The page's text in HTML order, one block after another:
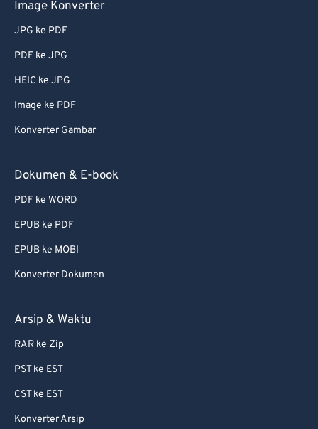
Image Konverter
JPG ke PDF
PDF ke JPG
HEIC ke JPG
Image ke PDF
Konverter Gambar
Dokumen & E-book
PDF ke WORD
EPUB ke PDF
EPUB ke MOBI
Konverter Dokumen
Arsip & Waktu
RAR ke Zip
PST ke EST
CST ke EST
Konverter Arsip